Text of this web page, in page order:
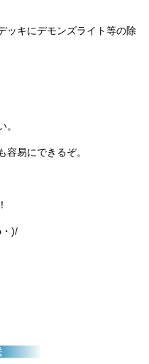
ッキにデモンズライト等の除
。
容易にできるぞ。
)/